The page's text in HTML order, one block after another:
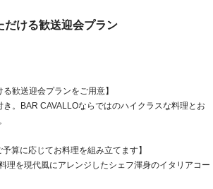
だける歓送迎会プラン
歓送迎会プランをご用意】
。BAR CAVALLOならではのハイクラスな料理とお
算に応じてお料理を組み立てます】
理を現代風にアレンジしたシェフ渾身のイタリアコー